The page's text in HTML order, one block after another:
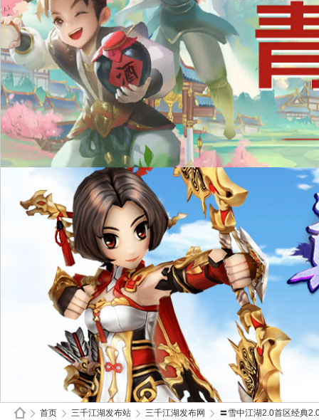
首页 三千江湖发布站 三千江湖发布网 〓雪中江湖2.0首区经典